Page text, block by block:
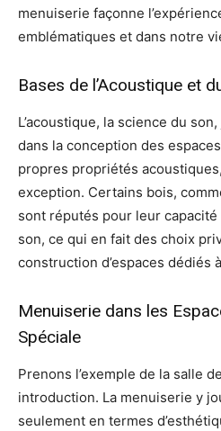
menuiserie façonne
emblématiques et dans notre
Bases de l’Acoustique et
L’acoustique, la science du
dans la conception des
propres propriétés
exception. Certains bois,
sont réputés pour leur
son, ce qui en fait des choix
construction d’espaces dédiés
Menuiserie dans les
Spéciale
Prenons l’exemple de la salle
introduction. La menuiserie y
seulement en termes